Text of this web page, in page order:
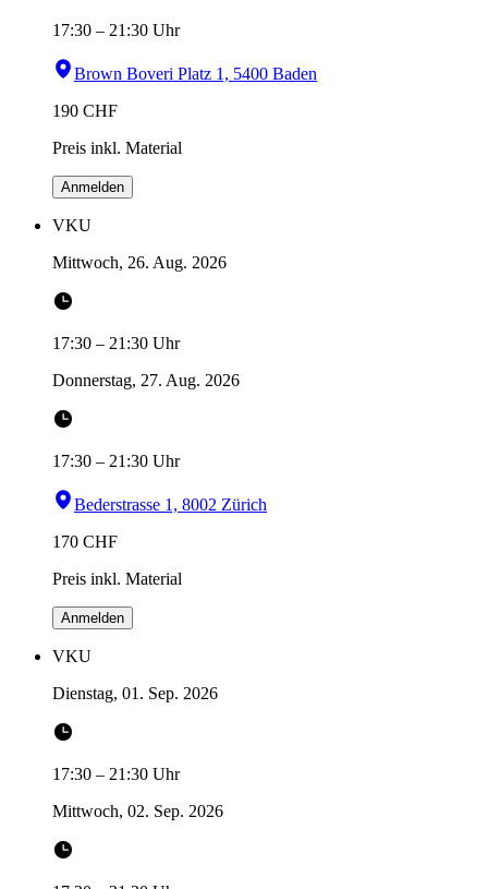
17:30 – 21:30 Uhr
Brown Boveri Platz 1, 5400 Baden
190 CHF
Preis inkl. Material
Anmelden
VKU
Mittwoch, 26. Aug. 2026
17:30 – 21:30 Uhr
Donnerstag, 27. Aug. 2026
17:30 – 21:30 Uhr
Bederstrasse 1, 8002 Zürich
170 CHF
Preis inkl. Material
Anmelden
VKU
Dienstag, 01. Sep. 2026
17:30 – 21:30 Uhr
Mittwoch, 02. Sep. 2026